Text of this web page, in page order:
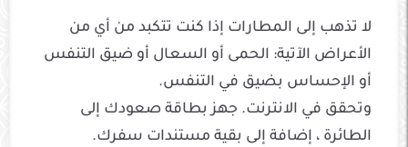
لا تذهب إلى المطارات إذا كنت تتكبد من أي من
الأعراض الآتية: الحمى أو السعال أو ضيق التنفس
أو الإحساس بضيق في التنفس.
وتحقق في الانترنت. جهز بطاقة صعودك إلى
الطائرة ، إضافة إلى بقية مستندات سفرك.